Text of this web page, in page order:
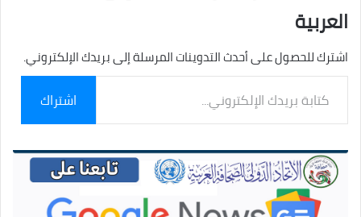
العربية
اشترك للحصول على أحدث التدوينات المرسلة إلى بريدك الإلكتروني.
بريدك
الإلكتروني...
اشتراك